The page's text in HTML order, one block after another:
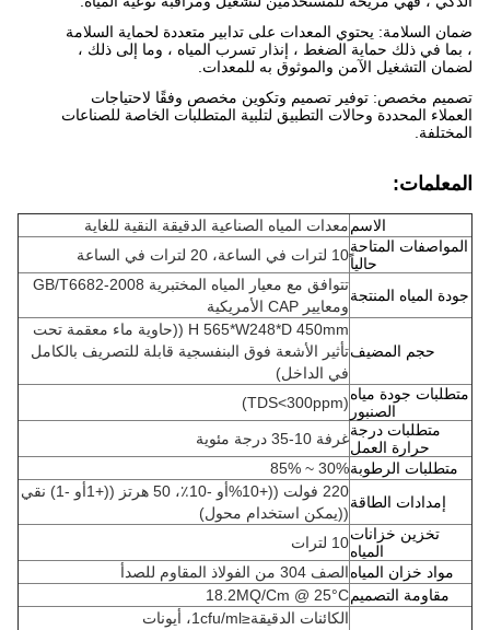
ضمان السلامة: يحتوي المعدات على تدابير متعددة لحماية السلامة
، بما في ذلك حماية الضغط ، إنذار تسرب المياه ، وما إلى ذلك ،
لضمان التشغيل الآمن والموثوق به للمعدات.
تصميم مخصص: توفير تصميم وتكوين مخصص وفقًا لاحتياجات
العملاء المحددة وحالات التطبيق لتلبية المتطلبات الخاصة للصناعات
المختلفة.
المعلمات:
الاسم معدات المياه الصناعية الدقيقة النقية للغاية
المواصفات المتاحة
حالياً10 لترات في الساعة، 20 لترات في الساعة
جودة المياه المنتجة
تتوافق مع معيار المياه المختبرية GB/T6682-2008
ومعايير CAP الأمريكية
حجم المضيف
H 565*W248*D 450mm ((حاوية ماء معقمة تحت
تأثير الأشعة فوق البنفسجية قابلة للتصريف بالكامل
في الداخل)
متطلبات جودة مياه
الصنبور (TDS<300ppm)
متطلبات درجة
حرارة العملغرفة 10-35 درجة مئوية
متطلبات الرطوبة30% ~ 85%
إمدادات الطاقة
220 فولت ((+10%أو -10٪، 50 هرتز ((+1أو -1) نقي
((يمكن استخدام محول)
تخزين خزانات
المياه10 لترات
مواد خزان المياهالصف 304 من الفولاذ المقاوم للصدأ
مقاومة التصميم18.2MQ/Cm @ 25°C
الكائنات الدقيقة≤1cfu/ml، أيونات